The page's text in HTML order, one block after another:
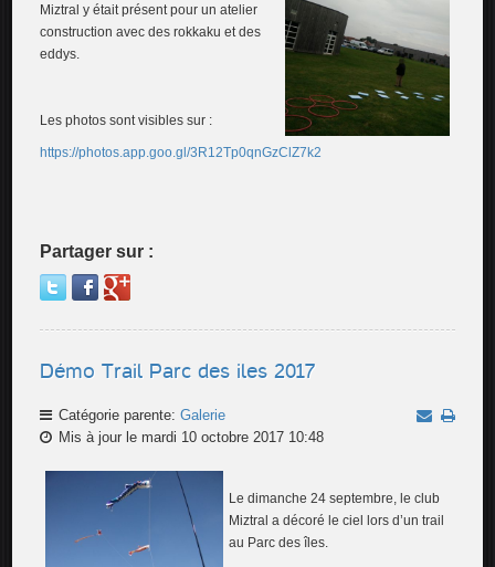
Miztral y était présent pour un atelier
construction avec des rokkaku et des
eddys.
Les photos sont visibles sur :
https://photos.app.goo.gl/3R12Tp0qnGzClZ7k2
Partager sur :
Démo Trail Parc des iles 2017
Catégorie parente:Galerie
Mis à jour le mardi 10 octobre 2017 10:48
Le dimanche 24 septembre, le club
Miztral a décoré le ciel lors d’un trail
au Parc des îles.